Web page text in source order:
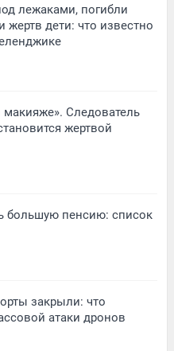
лежаками, погибли
жертв дети: что известно
Следователь
жертвой
большую пенсию: список
закрыли: что
атаки дронов